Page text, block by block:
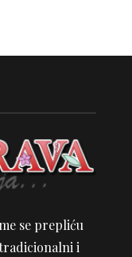
se prepliću
i